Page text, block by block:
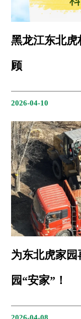
黑龙江东北虎
顾
2026-04-10
为东北虎家
园“安家”！
2026-04-08